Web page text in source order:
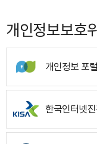
개인정보보호
개인정보 포털
한국인터넷